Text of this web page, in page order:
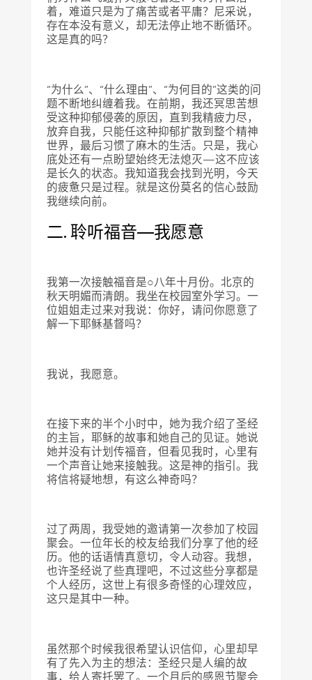
着，难道只是为了痛苦或者平庸？尼采说，
存在本没有意义，却无法停止地不断循环。
这是真的吗？
“为什么”、“什么理由”、“为何目的”这类的问
题不断地纠缠着我。在前期，我还冥思苦想
受这种抑郁侵袭的原因，直到我精疲力尽，
放弃自我，只能任这种抑郁扩散到整个精神
世界，最后习惯了麻木的生活。只是，我心
底处还有一点盼望始终无法熄灭—这不应该
是长久的状态。我知道我会找到光明，今天
的疲惫只是过程。就是这份莫名的信心鼓励
我继续向前。
二. 聆听福音—我愿意
我第一次接触福音是○八年十月份。北京的
秋天明媚而清朗。我坐在校园室外学习。一
位姐姐走过来对我说：你好，请问你愿意了
解一下耶稣基督吗？
我说，我愿意。
在接下来的半个小时中，她为我介绍了圣经
的主旨，耶稣的故事和她自己的见证。她说
她并没有计划传福音，但看见我时，心里有
一个声音让她来接触我。这是神的指引。我
将信将疑地想，有这么神奇吗？
过了两周，我受她的邀请第一次参加了校园
聚会。一位年长的校友给我们分享了他的经
历。他的话语情真意切，令人动容。我想，
也许圣经说了些真理吧，不过这些分享都是
个人经历，这世上有很多奇怪的心理效应，
这只是其中一种。
虽然那个时候我很希望认识信仰，心里却早
有了先入为主的想法：圣经只是人编的故
事，给人寄托罢了。一个月后的感恩节聚会